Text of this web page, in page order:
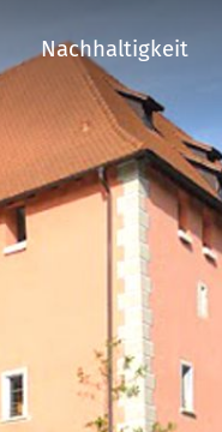
Nachhaltigkeit